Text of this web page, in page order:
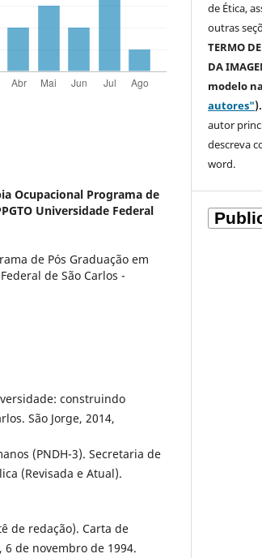
Ocupacional Programa de
Universidade Federal
de Pós Graduação em
de São Carlos -
construindo
São Jorge, 2014,
(PNDH-3). Secretaria de
(Revisada e Atual).
de redação). Carta de
de novembro de 1994.
de Ética,
outras
TERMO
DA
modelo
autores").
autor
descreva
word.